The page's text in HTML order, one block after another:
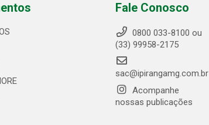
Fale Conosco
0800 033-8100 ou
(33) 99958-2175
sac@ipirangamg.com.br
Acompanhe
nossas publicações